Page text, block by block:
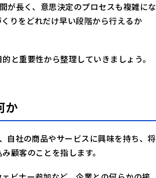
価値
が長く、意思決定のプロセスも複雑にな
りをどれだけ早い段階から行えるか
と重要性から整理していきましょう。
か
自社の商品やサービスに興味を持ち、将
顧客のことを指します。